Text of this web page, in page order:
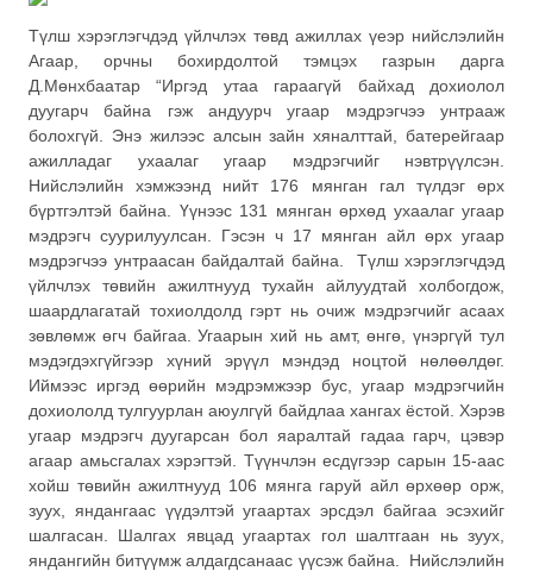
Түлш хэрэглэгчдэд үйлчлэх төвд ажиллах үеэр нийслэлийн
Агаар, орчны бохирдолтой тэмцэх газрын дарга
Д.Мөнхбаатар “Иргэд утаа гараагүй байхад дохиолол
дуугарч байна гэж андуурч угаар мэдрэгчээ унтрааж
болохгүй. Энэ жилээс алсын зайн хяналттай, батерейгаар
ажилладаг ухаалаг угаар мэдрэгчийг нэвтрүүлсэн.
Нийслэлийн хэмжээнд нийт 176 мянган гал түлдэг өрх
бүртгэлтэй байна. Үүнээс 131 мянган өрхөд ухаалаг угаар
мэдрэгч суурилуулсан. Гэсэн ч 17 мянган айл өрх угаар
мэдрэгчээ унтраасан байдалтай байна. Түлш хэрэглэгчдэд
үйлчлэх төвийн ажилтнууд тухайн айлуудтай холбогдож,
шаардлагатай тохиолдолд гэрт нь очиж мэдрэгчийг асаах
зөвлөмж өгч байгаа. Угаарын хий нь амт, өнгө, үнэргүй тул
мэдэгдэхгүйгээр хүний эрүүл мэндэд ноцтой нөлөөлдөг.
Иймээс иргэд өөрийн мэдрэмжээр бус, угаар мэдрэгчийн
дохиололд тулгуурлан аюулгүй байдлаа хангах ёстой. Хэрэв
угаар мэдрэгч дуугарсан бол яаралтай гадаа гарч, цэвэр
агаар амьсгалах хэрэгтэй. Түүнчлэн есдүгээр сарын 15-аас
хойш төвийн ажилтнууд 106 мянга гаруй айл өрхөөр орж,
зуух, яндангаас үүдэлтэй угаартах эрсдэл байгаа эсэхийг
шалгасан. Шалгах явцад угаартах гол шалтгаан нь зуух,
яндангийн битүүмж алдагдсанаас үүсэж байна. Нийслэлийн